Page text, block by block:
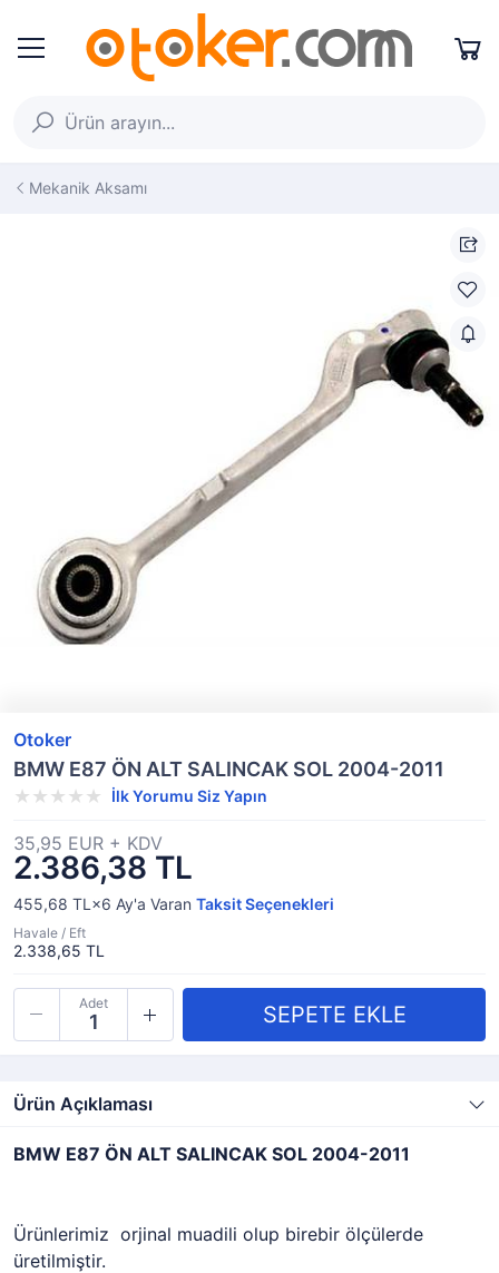
Mekanik Aksamı
Otoker
BMW E87 ÖN ALT SALINCAK SOL 2004-2011
İlk Yorumu Siz Yapın
2.386,38 TL
35,95 EUR + KDV
455,68 TL×6 Ay'a Varan Taksit Seçenekleri
Havale / Eft
2.338,65 TL
Adet
Ürün Açıklaması
BMW E87 ÖN ALT SALINCAK SOL 2004-2011
Ürünlerimiz orjinal muadili olup birebir ölçülerde
üretilmiştir.